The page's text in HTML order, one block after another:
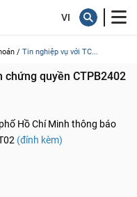
/ Tin nghiệp vụ với TC...
chứng quyền CTPB2402
Hồ Chí Minh thông báo
(đính kèm)